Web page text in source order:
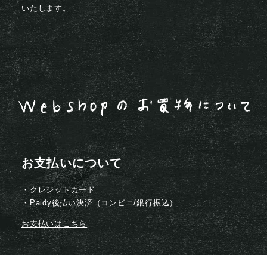
いたします。
お支払いについて
・クレジットカード
・Paidy後払い決済（コンビニ/銀行振込）
お支払いはこちら